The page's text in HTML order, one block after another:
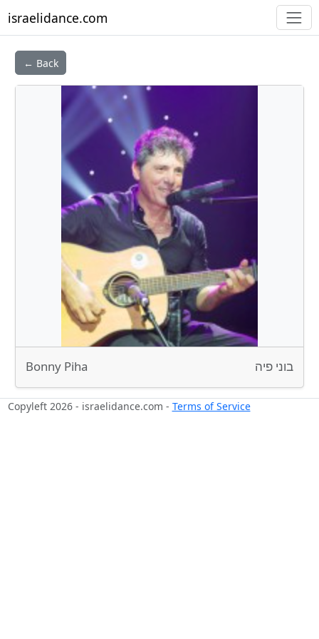
israelidance.com
← Back
Bonny Piha בוני פיה
Copyleft 2026 - israelidance.com - Terms of Service